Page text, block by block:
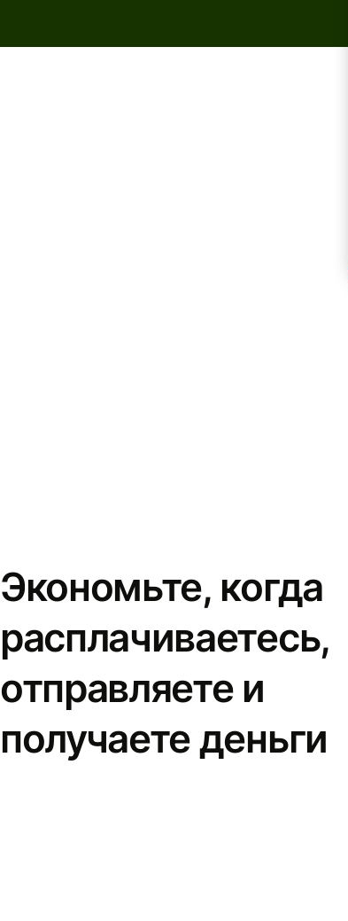
Экономьте, когда
расплачиваетесь,
отправляете и
получаете деньги